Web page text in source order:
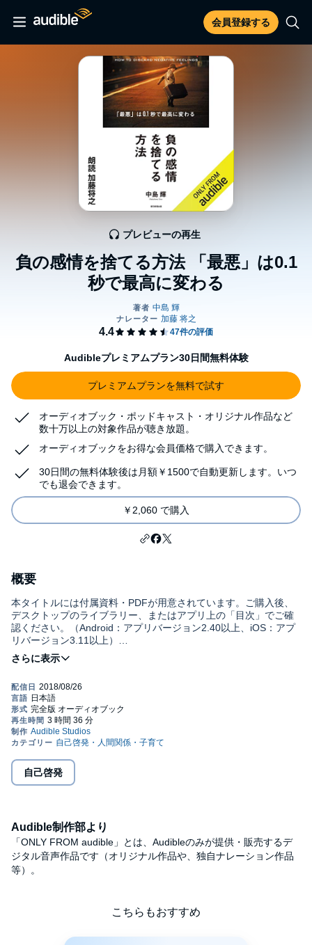
会員登録する
負の感情を捨てる方法 「最悪」は0.1
秒で最高に変わる
プレビューの再生
Audibleプレミアムプラン30日間無料体験
プレミアムプランを無料で試す
オーディオブック・ポッドキャスト・オリジナル作品など
数十万以上の対象作品が聴き放題。
オーディオブックをお得な会員価格で購入できます。
30日間の無料体験後は月額￥1500で自動更新します。いつ
でも退会できます。
￥2,060 で購入
概要
本タイトルには付属資料・PDFが用意されています。ご購入後、
デスクトップのライブラリー、またはアプリ上の「目次」でご確
認ください。（Android：アプリバージョン2.40以上、iOS：アプ
リバージョン3.11以上）
10年間の引きこもり生活を経験し、現在は常時予約200人待ちの
劣等感など負の感情を振り払うためのヒント。「急がない」「目
を閉じて生活する」など一人で実践できる自分を変えるワークも
満載。
©2015 Teru Nakashima Published in Japan by Asahi Shimbun
Publications Inc. (P)2018 Audible, Inc.
自己啓発
Audible制作部より
「ONLY FROM audible」とは、Audibleのみが提供・販売するデ
ジタル音声作品です（オリジナル作品や、独自ナレーション作品
等）。
こちらもおすすめ